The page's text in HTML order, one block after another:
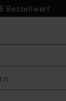
Bestellwert